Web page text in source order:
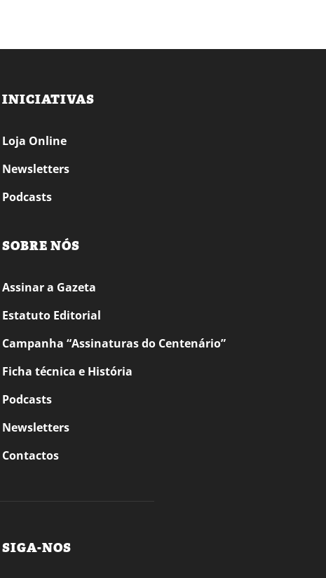
INICIATIVAS
Loja Online
Newsletters
Podcasts
SOBRE NÓS
Assinar a Gazeta
Estatuto Editorial
Campanha “Assinaturas do Centenário”
Ficha técnica e História
Podcasts
Newsletters
Contactos
SIGA-NOS